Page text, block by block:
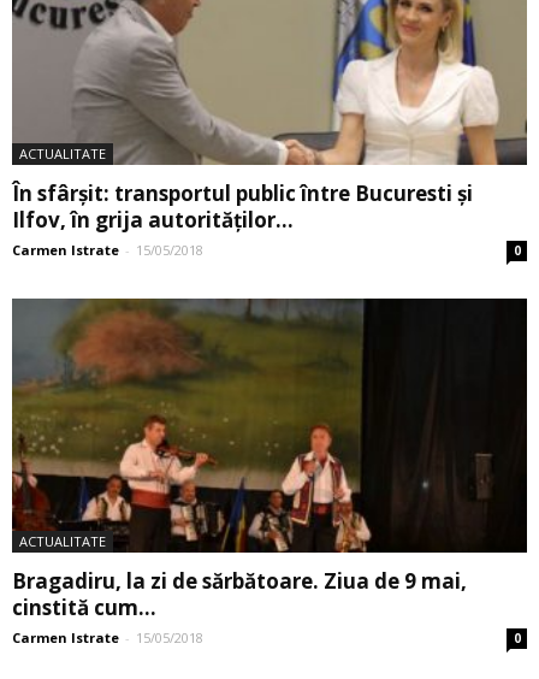
ACTUALITATE
În sfârşit: transportul public între Bucuresti şi
Ilfov, în grija autorităţilor...
Carmen Istrate - 15/05/2018 0
ACTUALITATE
Bragadiru, la zi de sărbătoare. Ziua de 9 mai,
cinstită cum...
Carmen Istrate - 15/05/2018 0